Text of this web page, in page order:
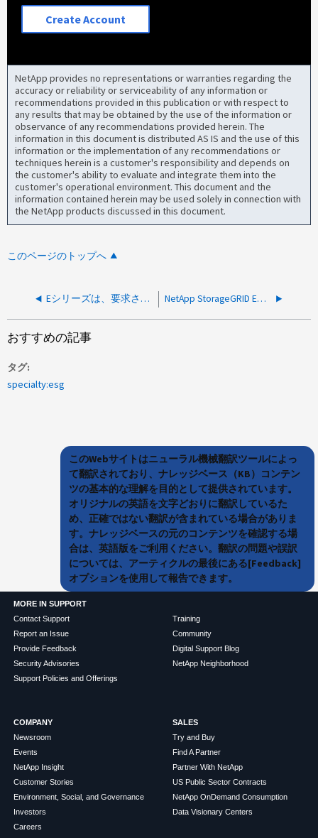
Create Account
NetApp provides no representations or warranties regarding the
accuracy or reliability or serviceability of any information or
recommendations provided in this publication or with respect to
any results that may be obtained by the use of the information or
observance of any recommendations provided herein. The
information in this document is distributed AS IS and the use of this
information or the implementation of any recommendations or
techniques herein is a customer's responsibility and depends on
the customer's ability to evaluate and integrate them into the
customer's operational environment. This document and the
information contained herein may be used solely in connection with
the NetApp products discussed in this document.
このページのトップへ
Eシリーズは、要求された操作に対するコントローラの戻りステータス/関数呼び出しを繰り返し報告します。 NetApp StorageGRID Eシリーズコントローラのコアダンプ
おすすめの記事
タグ
specialty:esg
このWebサイトはニューラル機械翻訳ツールによっ
て翻訳されており、ナレッジベース（KB）コンテン
ツの基本的な理解を目的として提供されています。
オリジナルの英語を文字どおりに翻訳しているた
め、正確ではない翻訳が含まれている場合がありま
す。ナレッジベースの元のコンテンツを確認する場
合は、英語版をご利用ください。翻訳の問題や誤訳
については、アーティクルの最後にある[Feedback]
オプションを使用して報告できます。
MORE IN SUPPORT
Contact Support
Report an Issue
Provide Feedback
Security Advisories
Support Policies and Offerings
Training
Community
Digital Support Blog
NetApp Neighborhood
COMPANY
Newsroom
Events
NetApp Insight
Customer Stories
Environment, Social, and Governance
Investors
Careers
SALES
Try and Buy
Find A Partner
Partner With NetApp
US Public Sector Contracts
NetApp OnDemand Consumption
Data Visionary Centers